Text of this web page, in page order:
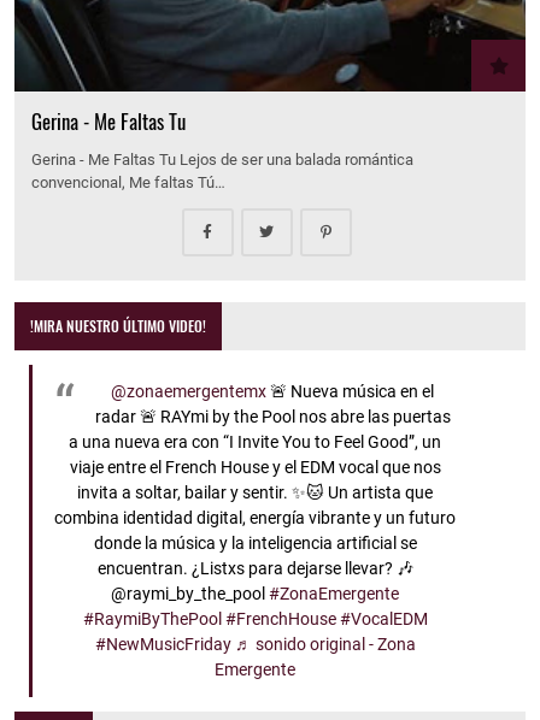
Gerina - Me Faltas Tu
Gerina - Me Faltas Tu Lejos de ser una balada romántica
convencional, Me faltas Tú…
!MIRA NUESTRO ÚLTIMO VIDEO!
@zonaemergentemx🚨 Nueva música en el
radar 🚨 RAYmi by the Pool nos abre las puertas
a una nueva era con “I Invite You to Feel Good”, un
viaje entre el French House y el EDM vocal que nos
invita a soltar, bailar y sentir. ✨🐱 Un artista que
combina identidad digital, energía vibrante y un futuro
donde la música y la inteligencia artificial se
encuentran. ¿Listxs para dejarse llevar? 🎶
@raymi_by_the_pool#ZonaEmergente
#RaymiByThePool #FrenchHouse #VocalEDM
#NewMusicFriday ♬ sonido original - Zona
Emergente